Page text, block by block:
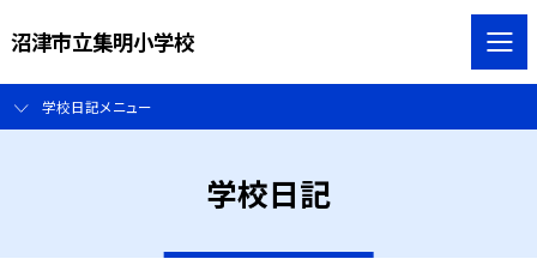
沼津市立集明小学校
学校日記メニュー
学校日記